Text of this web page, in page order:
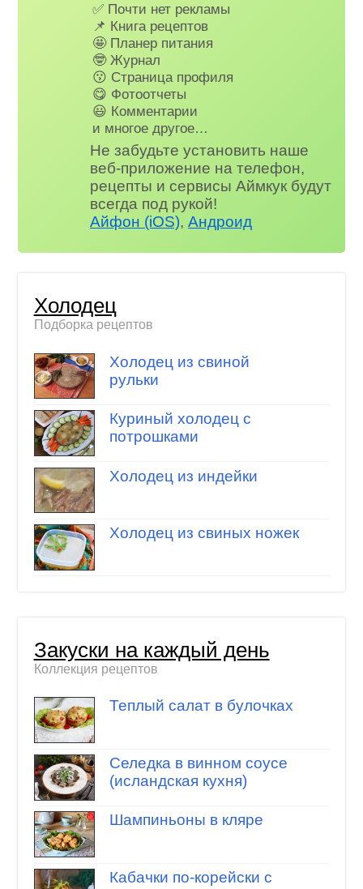
✅ Почти нет рекламы
📌 Книга рецептов
🤩 Планер питания
🤓 Журнал
😗 Страница профиля
😋 Фотоотчеты
😃 Комментарии
и многое другое…
Не забудьте установить наше
веб-приложение на телефон,
рецепты и сервисы Аймкук будут
всегда под рукой!
Айфон (iOS),Андроид
Холодец
Подборка рецептов
Холодец из свиной
рульки
Куриный холодец с
потрошками
Холодец из индейки
Холодец из свиных ножек
Закуски на каждый день
Коллекция рецептов
Теплый салат в булочках
Селедка в винном соусе
(исландская кухня)
Шампиньоны в кляре
Кабачки по-корейски с